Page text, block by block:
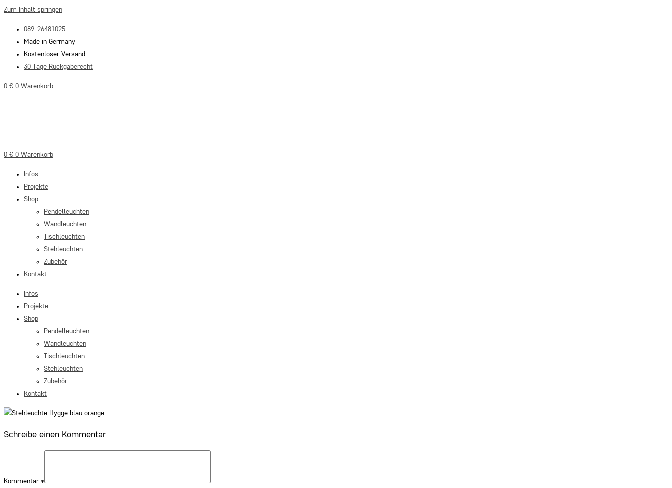
Zum Inhalt springen
089-26481025
Made in Germany
Kostenloser Versand
30 Tage Rückgaberecht
0 € 0 Warenkorb
0 € 0 Warenkorb
Infos
Projekte
Shop
Pendelleuchten
Wandleuchten
Tischleuchten
Stehleuchten
Zubehör
Kontakt
Infos
Projekte
Shop
Pendelleuchten
Wandleuchten
Tischleuchten
Stehleuchten
Zubehör
Kontakt
Schreibe einen Kommentar
Kommentar *